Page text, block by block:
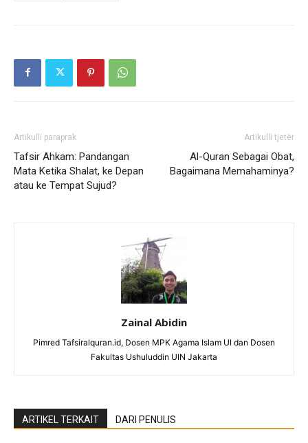
Artikulli paraprak
Tafsir Ahkam: Pandangan
Mata Ketika Shalat, ke Depan
atau ke Tempat Sujud?
Artikulli tjetër
Al-Quran Sebagai Obat,
Bagaimana Memahaminya?
Zainal Abidin
Pimred Tafsiralquran.id, Dosen MPK Agama Islam UI dan Dosen
Fakultas Ushuluddin UIN Jakarta
ARTIKEL TERKAIT DARI PENULIS